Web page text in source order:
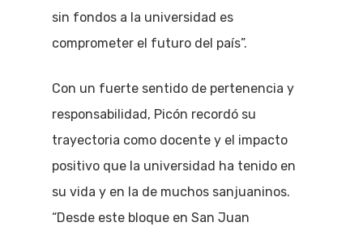
sin fondos a la universidad es
comprometer el futuro del país”.
Con un fuerte sentido de pertenencia y
responsabilidad, Picón recordó su
trayectoria como docente y el impacto
positivo que la universidad ha tenido en
su vida y en la de muchos sanjuaninos.
“Desde este bloque en San Juan